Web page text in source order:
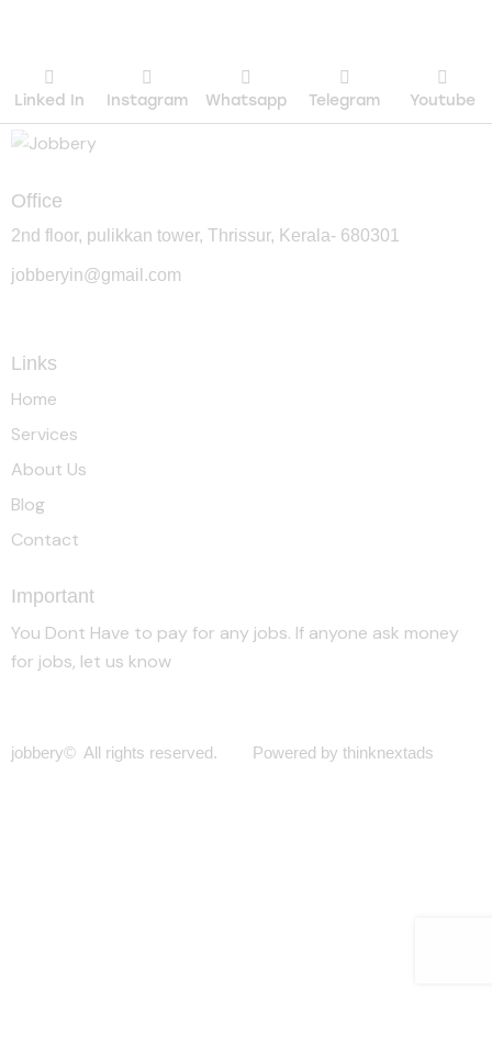
Linked In Instagram Whatsapp Telegram Youtube
Office
2nd floor, pulikkan tower, Thrissur, Kerala- 680301
jobberyin@gmail.com
Links
Home
Services
About Us
Blog
Contact
Important
You Dont Have to pay for any jobs. If anyone ask money
for jobs, let us know
jobbery© All rights reserved. Powered by thinknextads